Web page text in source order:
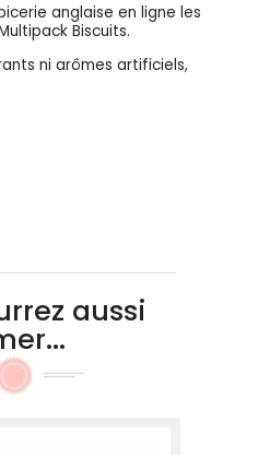
anglaise en ligne les
Biscuits.
ni arômes artificiels,
aussi